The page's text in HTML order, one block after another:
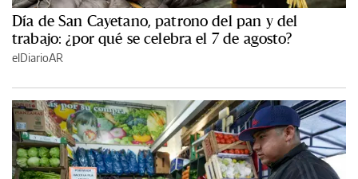
Día de San Cayetano, patrono del pan y del
trabajo: ¿por qué se celebra el 7 de agosto?
elDiarioAR